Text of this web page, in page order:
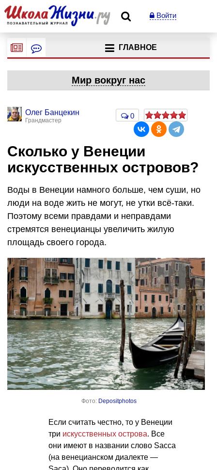
Войти
ГЛАВНОЕ
Мир вокруг нас
Олег Банцекин
Грандмастер
0
Сколько у Венеции
искусственных островов?
Воды в Венеции намного больше, чем суши, но
люди на воде жить не могут, не утки всё-таки.
Поэтому всеми правдами и неправдами
стремятся венецианцы увеличить жилую
площадь своего города.
Фото: Depositphotos
Если считать честно, то у Венеции
три искусственных острова. Все
они имеют в названии слово Sacca
(на венецианском диалекте —